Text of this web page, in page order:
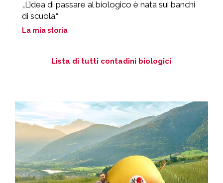
„L’idea di passare al biologico è nata sui banchi
di scuola.“
La mia storia
Lista di tutti contadini biologici